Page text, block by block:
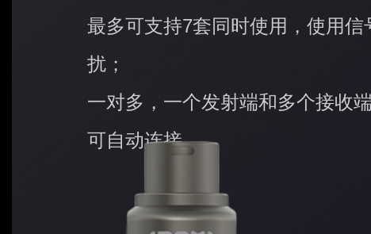
最多可支持7套同时使用，使用信
扰；
一对多，一个发射端和多个接收
可自动连接